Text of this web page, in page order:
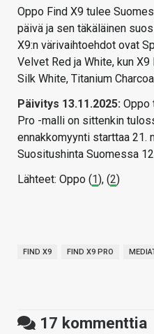
Oppo Find X9 tulee
päivä ja sen täkäläinen
X9:n värivaihtoehdot ovat
Velvet Red ja White, kun
Silk White, Titanium
Päivitys 13.11.2025: Oppo
Pro -malli on sittenkin
ennakkomyynti starttaa 21.
Suositushinta Suomessa
Lähteet: Oppo (1), (2)
FIND X9 FIND X9 PRO
17 kommenttia